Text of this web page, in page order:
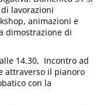
lavorazioni
animazioni e
dimostrazione di
alle 14.30, Incontro ad
attraverso il pianoro
con la